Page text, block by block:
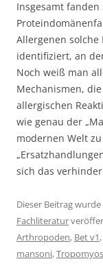
Insgesamt
Allergenen
identifiziert, an
Noch weiß man
Mechanismen,
allergischen
wie genau der
modernen Welt
sich das
Dieser Beitrag wurde
Fachliteratur
Arthropoden, Bet v1,
mansoni,